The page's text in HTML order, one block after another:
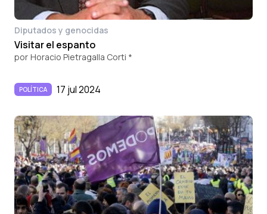
Diputados y genocidas
Visitar el espanto
por Horacio Pietragalla Corti *
POLÍTICA 17 jul 2024